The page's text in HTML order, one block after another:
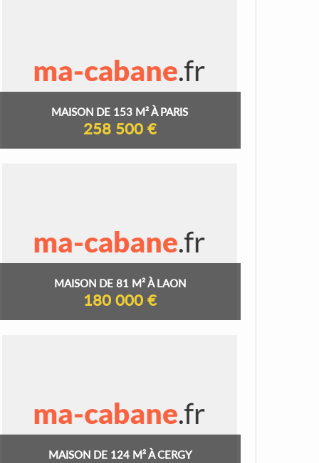
MAISON DE 153 M² À PARIS
258 500 €
MAISON DE 81 M² À LAON
180 000 €
MAISON DE 124 M² À CERGY